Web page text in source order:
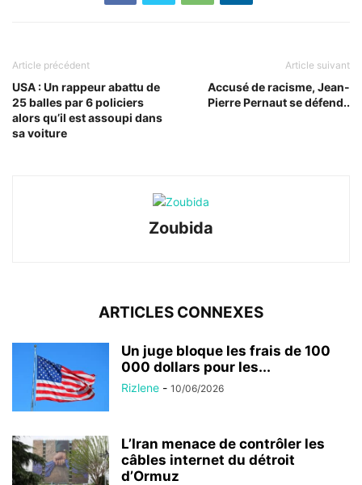
Article précédent
USA : Un rappeur abattu de
25 balles par 6 policiers
alors qu’il est assoupi dans
sa voiture
Article suivant
Accusé de racisme, Jean-
Pierre Pernaut se défend..
Zoubida
ARTICLES CONNEXES
Un juge bloque les frais de 100
000 dollars pour les...
Rizlene - 10/06/2026
L’Iran menace de contrôler les
câbles internet du détroit
d’Ormuz